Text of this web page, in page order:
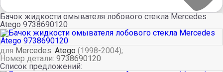
Бачок жидкости омывателя лобового стекла Mercedes
Atego 9738690120
для Mercedes: Atego (1998-2004);
Номер детали: 9738690120
Список предложений: